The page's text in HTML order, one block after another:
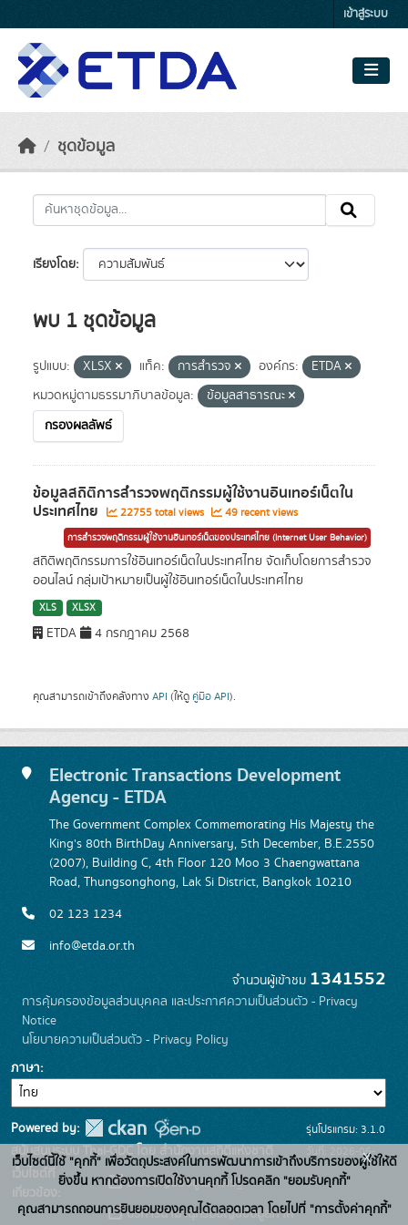
เข้าสู่ระบบ
ชุดข้อมูล
เรียงโดย
พบ 1 ชุดข้อมูล
รูปแบบ: XLSX แท็ค: การสำรวจ องค์กร:
ETDA
หมวดหมู่ตามธรรมาภิบาลข้อมูล:
ข้อมูลสาธารณะ
กรองผลลัพธ์
ข้อมูลสถิติการสำรวจพฤติกรรมผู้ใช้งานอินเทอร์เน็ตใน
ประเทศไทย 22755 total views 49 recent views
การสำรวจพฤติกรรมผู้ใช้งานอินเทอร์เน็ตของประเทศไทย (Internet User Behavior)
สถิติพฤติกรรมการใช้อินเทอร์เน็ตในประเทศไทย จัดเก็บโดยการสำรวจ
ออนไลน์ กลุ่มเป้าหมายเป็นผู้ใช้อินเทอร์เน็ตในประเทศไทย
XLS XLSX
ETDA 4 กรกฎาคม 2568
คุณสามารถเข้าถึงคลังทาง API (ให้ดู คู่มือ API).
Electronic Transactions Development
Agency - ETDA
The Government Complex Commemorating His Majesty the
King's 80th BirthDay Anniversary, 5th December, B.E.2550
(2007), Building C, 4th Floor 120 Moo 3 Chaengwattana
Road, Thungsonghong, Lak Si District, Bangkok 10210
02 123 1234
info@etda.or.th
จำนวนผู้เข้าชม 1341552
การคุ้มครองข้อมูลส่วนบุคคล และประกาศความเป็นส่วนตัว - Privacy
Notice
นโยบายความเป็นส่วนตัว - Privacy Policy
ภาษา
Powered by:
สนับสนุนระบบ Thai-GDC โดย สำนักงานสถิติแห่งชาติ
เว็บไซต์ที่
เกี่ยวข้อง:
ระบบบัญชีข้อมูลภาครัฐ
บริการนามานุกรมบัญชีข้อมูลภาค
รุ่นโปรแกรม: 3.1.0
วันที่: 2026-06-
22
เว็บไซต์นี้ใช้ "คุกกี้" เพื่อวัตถุประสงค์ในการพัฒนาการเข้าถึงบริการของผู้ใช้ให้ดี
ยิ่งขึ้น หากต้องการเปิดใช้งานคุกกี้ โปรดคลิก "ยอมรับคุกกี้"
คุณสามารถถอนการยินยอมของคุณได้ตลอดเวลา โดยไปที่ "การตั้งค่าคุกกี้"
x